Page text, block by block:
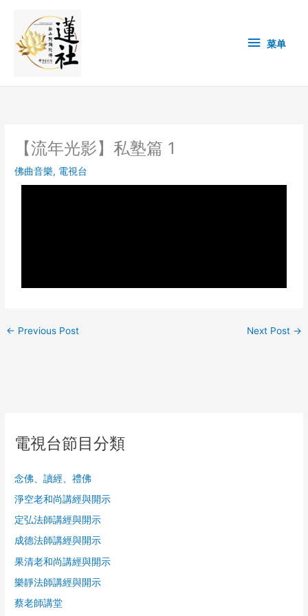
content
单 菜单
【流年光影】私塾篇 1
佛曲音樂, 電視台
← Previous Post Next Post →
電視台節目分類
念佛、讀經、禮佛
淨空老和尚講經與開示
定弘法師講經與開示
成德法師講經與開示
果清老和尚講經與開示
樂靜法師講經與開示
蔡老師講堂